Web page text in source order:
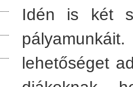
Idén is két
pályamunkáit.
lehetőséget